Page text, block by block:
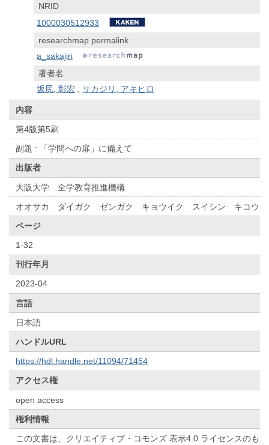
NRID
1000030512933
researchmap permalink
a_sakajiri
著者名
坂尻, 彰宏 ;サカジリ, アキヒロ
内容
第4版第5刷
副題 : 「学問への扉」に備えて
出版者
大阪大学 全学教育推進機構
オオサカ ダイガク ゼンガク キョウイク スイシン キコウ
ページ
1-32
刊行年月
2023-04
言語
日本語
ハンドルURL
https://hdl.handle.net/11094/71454
アクセス権
open access
権利情報
この文書は、クリエイティブ・コモンズ 表示4.0 ライセンスのも